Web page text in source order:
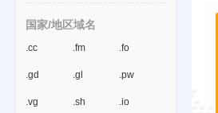
国家/地区域名
.cc .fm .fo
.gd .gl .pw
.vg .sh .io